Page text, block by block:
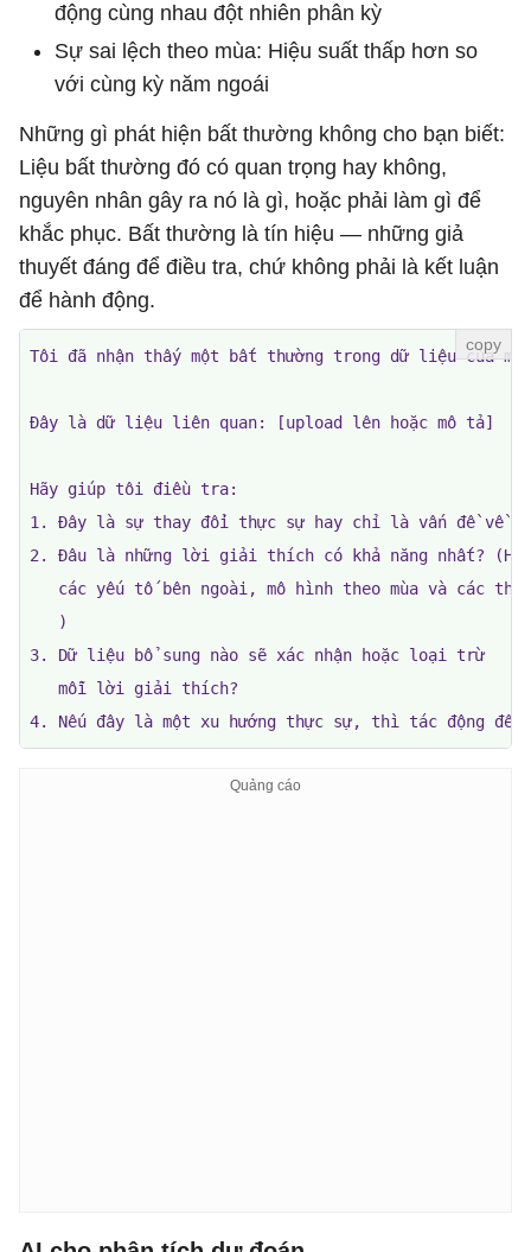
động cùng nhau đột nhiên phân kỳ
Sự sai lệch theo mùa: Hiệu suất thấp hơn so
với cùng kỳ năm ngoái
Những gì phát hiện bất thường không cho bạn biết:
Liệu bất thường đó có quan trọng hay không,
nguyên nhân gây ra nó là gì, hoặc phải làm gì để
khắc phục. Bất thường là tín hiệu — những giả
thuyết đáng để điều tra, chứ không phải là kết luận
để hành động.
Tôi đã nhận thấy một bất thường trong dữ liệu của
Đây là dữ liệu liên quan: [upload lên hoặc mô tả]
Hãy giúp tôi điều tra:
1. Đây là sự thay đổi thực sự hay chỉ là vấn đề về
2. Đâu là những lời giải thích có khả năng nhất?
các yếu tố bên ngoài, mô hình theo mùa và các
   )
3. Dữ liệu bổ sung nào sẽ xác nhận hoặc loại trừ
   mỗi lời giải thích?
4. Nếu đây là một xu hướng thực sự, thì tác động